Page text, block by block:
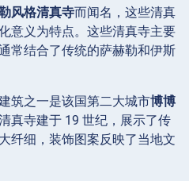
风格清真寺而闻名，这些清真
意义为特点。这些清真寺主要
常结合了传统的萨赫勒和伊斯
筑之一是该国第二大城市博博
真寺建于 19 世纪，展示了传
纤细，装饰图案反映了当地文